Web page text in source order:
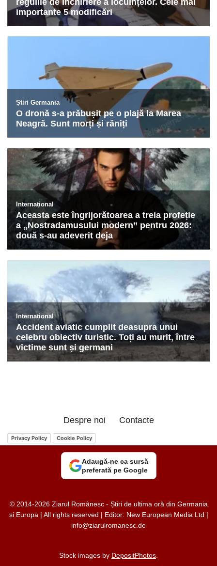
Despre noi Contacte
Privacy Policy Cookie Policy
Adaugă-ne ca sursă
preferată pe Google
© 2014-2026 Ziarul Românesc - Știri de ultima oră din Germania
și Europa | All rights reserved | Editor: New European Media Ltd |
info@ziarulromanesc.de
Stock images by DepositPhotos.